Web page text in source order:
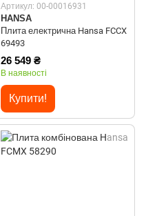
Артикул: 00-00016931
HANSA
Плита електрична Hansa FCCX
69493
26 549 ₴
В наявності
Купити!